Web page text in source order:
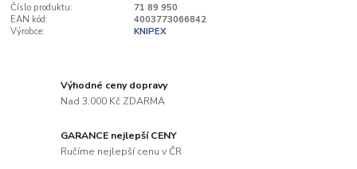
Číslo produktu:
71 89 950
EAN kód:
4003773066842
Výrobce:
KNIPEX
Výhodné ceny dopravy
Nad 3.000 Kč ZDARMA
GARANCE nejlepší CENY
Ručíme nejlepší cenu v ČR